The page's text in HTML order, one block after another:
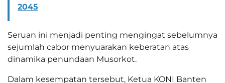
2045
Seruan ini menjadi penting mengingat sebelumnya
sejumlah cabor menyuarakan keberatan atas
dinamika penundaan Musorkot.
Dalam kesempatan tersebut, Ketua KONI Banten